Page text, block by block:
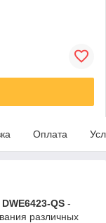
Оплата
QS -
различных